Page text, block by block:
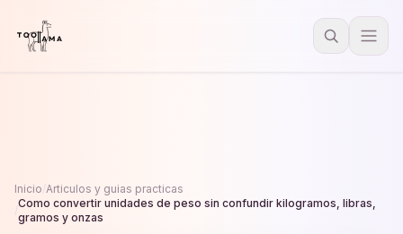
Inicio Articulos y guias practicas
Como convertir unidades de peso sin confundir kilogramos, libras,
gramos y onzas